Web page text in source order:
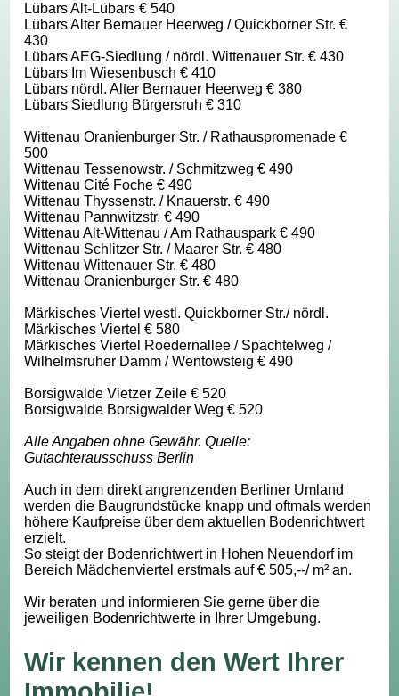
Lübars Alt-Lübars € 540
Lübars Alter Bernauer Heerweg / Quickborner Str. €
430
Lübars AEG-Siedlung / nördl. Wittenauer Str. € 430
Lübars Im Wiesenbusch € 410
Lübars nördl. Alter Bernauer Heerweg € 380
Lübars Siedlung Bürgersruh € 310
Wittenau Oranienburger Str. / Rathauspromenade €
500
Wittenau Tessenowstr. / Schmitzweg € 490
Wittenau Cité Foche € 490
Wittenau Thyssenstr. / Knauerstr. € 490
Wittenau Pannwitzstr. € 490
Wittenau Alt-Wittenau / Am Rathauspark € 490
Wittenau Schlitzer Str. / Maarer Str. € 480
Wittenau Wittenauer Str. € 480
Wittenau Oranienburger Str. € 480
Märkisches Viertel westl. Quickborner Str./ nördl.
Märkisches Viertel € 580
Märkisches Viertel Roedernallee / Spachtelweg /
Wilhelmsruher Damm / Wentowsteig € 490
Borsigwalde Vietzer Zeile € 520
Borsigwalde Borsigwalder Weg € 520
Alle Angaben ohne Gewähr. Quelle:
Gutachterausschuss Berlin
Auch in dem direkt angrenzenden Berliner Umland
werden die Baugrundstücke knapp und oftmals werden
höhere Kaufpreise über dem aktuellen Bodenrichtwert
erzielt.
So steigt der Bodenrichtwert in Hohen Neuendorf im
Bereich Mädchenviertel erstmals auf € 505,--/ m² an.
Wir beraten und informieren Sie gerne über die
jeweiligen Bodenrichtwerte in Ihrer Umgebung.
Wir kennen den Wert Ihrer